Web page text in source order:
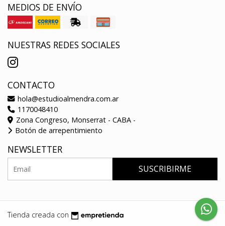
MEDIOS DE ENVÍO
NUESTRAS REDES SOCIALES
CONTACTO
hola@estudioalmendra.com.ar
1170048410
Zona Congreso, Monserrat - CABA -
Botón de arrepentimiento
NEWSLETTER
SUSCRIBIRME
Tienda creada con